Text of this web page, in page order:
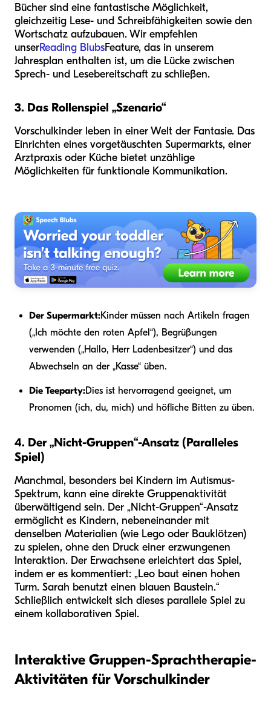
Bücher sind eine fantastische Möglichkeit,
gleichzeitig Lese- und Schreibfähigkeiten sowie den
Wortschatz aufzubauen. Wir empfehlen
unserReading BlubsFeature, das in unserem
Jahresplan enthalten ist, um die Lücke zwischen
Sprech- und Lesebereitschaft zu schließen.
3. Das Rollenspiel „Szenario“
Vorschulkinder leben in einer Welt der Fantasie. Das
Einrichten eines vorgetäuschten Supermarkts, einer
Arztpraxis oder Küche bietet unzählige
Möglichkeiten für funktionale Kommunikation.
Der Supermarkt:Kinder müssen nach Artikeln fragen
(„Ich möchte den roten Apfel“), Begrüßungen
verwenden („Hallo, Herr Ladenbesitzer“) und das
Abwechseln an der „Kasse“ üben.
Die Teeparty:Dies ist hervorragend geeignet, um
Pronomen (ich, du, mich) und höfliche Bitten zu üben.
4. Der „Nicht-Gruppen“-Ansatz (Paralleles
Spiel)
Manchmal, besonders bei Kindern im Autismus-
Spektrum, kann eine direkte Gruppenaktivität
überwältigend sein. Der „Nicht-Gruppen“-Ansatz
ermöglicht es Kindern, nebeneinander mit
denselben Materialien (wie Lego oder Bauklötzen)
zu spielen, ohne den Druck einer erzwungenen
Interaktion. Der Erwachsene erleichtert das Spiel,
indem er es kommentiert: „Leo baut einen hohen
Turm. Sarah benutzt einen blauen Baustein.“
Schließlich entwickelt sich dieses parallele Spiel zu
einem kollaborativen Spiel.
Interaktive Gruppen-Sprachtherapie-
Aktivitäten für Vorschulkinder